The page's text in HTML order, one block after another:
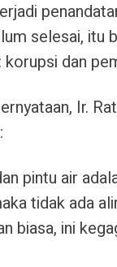
selesai, itu
korupsi dan
Ir.
pintu air
tidak ada
biasa, ini